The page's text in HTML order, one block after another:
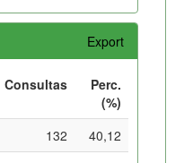
Export
Consultas
Perc.
(%)
132
40,12